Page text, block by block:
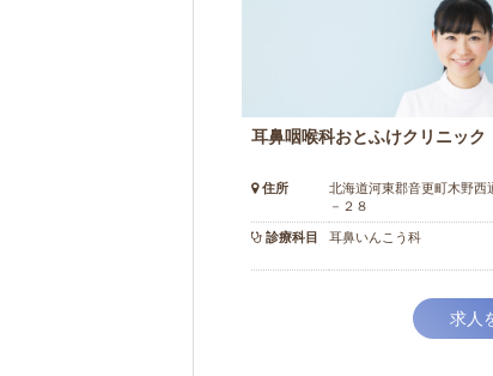
耳鼻咽喉科おとふけクリニック
住所
北海道河東郡音更町木野西
－２８
診療科目 耳鼻いんこう科
求人